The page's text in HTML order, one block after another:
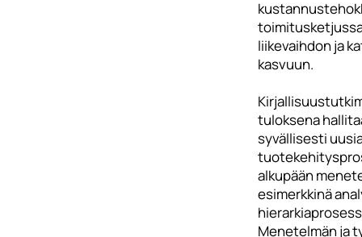
liikevaihdon ja
kasvuun.
tuloksena
syvällisesti
alkupään
esimerkkinä
Menetelmän ja